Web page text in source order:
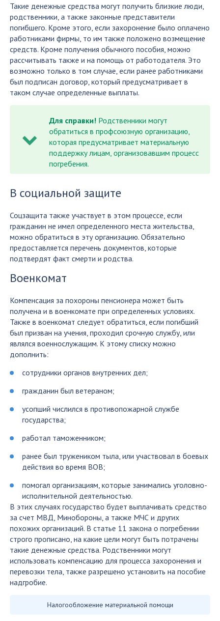
Такие денежные средства могут получить близкие люди,
родственники, а также законные представители
погибшего. Кроме этого, если захоронение было оплачено
работниками фирмы, то им также положено возмещение
средств. Кроме получения обычного пособия, можно
рассчитывать также и на помощь от работодателя. Это
возможно только в том случае, если ранее работниками
был подписан договор, который предусматривает в
таком случае определенные выплаты.
Для справки! Родственники могут
обратиться в профсоюзную организацию,
которая предусматривает материальную
поддержку лицам, организовавшим процесс
погребения.
В социальной защите
Соцзащита также участвует в этом процессе, если
гражданин не имел определенного места жительства,
можно обратиться в эту организацию. Обязательно
предоставляется перечень документов, которые
подтвердят факт смерти и родства.
Военкомат
Компенсация за похороны пенсионера может быть
получена и в военкомате при определенных условиях.
Также в военкомат следует обратиться, если погибший
был призван на учения, проходил срочную службу, или
являлся военнослужащим. К этому списку можно
дополнить:
сотрудники органов внутренних дел;
гражданин был ветераном;
усопший числился в противопожарной службе
государства;
работал таможенником;
ранее был тружеником тыла, или участвовал в боевых
действия во время ВОВ;
помогал организациям, которые занимались уголовно-
исполнительной деятельностью.
В этих случаях государство будет выплачивать средство
за счет МВД, Минобороны, а также МЧС и других
похожих организаций. В статье 11 закона о погребении
строго прописано, на какие цели могут быть потрачены
такие денежные средства. Родственники могут
использовать компенсацию для процесса захоронения и
перевозки тела, также разрешено установить на пособие
надгробие.
Налогообложение материальной помощи